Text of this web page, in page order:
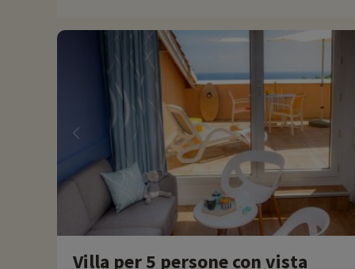
Ogni anno Familytrip scopre nuove attività per le famiglie
direttamente online dopo aver scelto il vostro alloggio e
Per saperne di più
- Si accettano animali domestici, con supplemento
Villa per 5 persone con vista